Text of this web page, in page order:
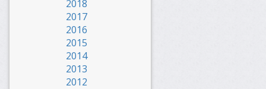
2018
2017
2016
2015
2014
2013
2012